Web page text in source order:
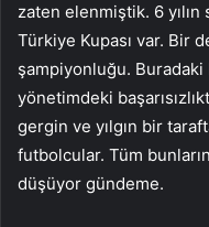
zaten elenmiştik. 6
Türkiye Kupası var. Bir
şampiyonluğu. Buradaki
yönetimdeki
gergin ve yılgın bir
futbolcular. Tüm
düşüyor gündeme.